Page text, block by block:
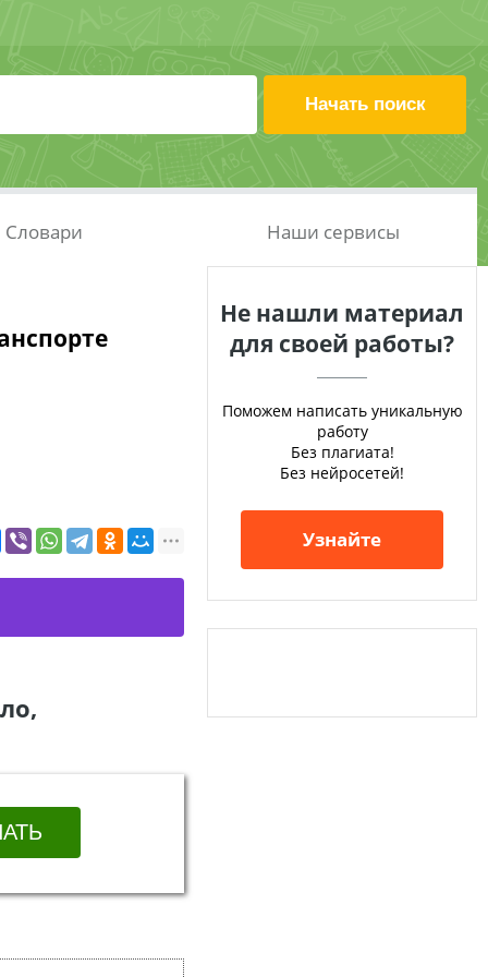
Словари Наши сервисы
Не нашли материал
для своей работы?
Поможем написать уникальную
работу
Без плагиата!
Без нейросетей!
Узнайте